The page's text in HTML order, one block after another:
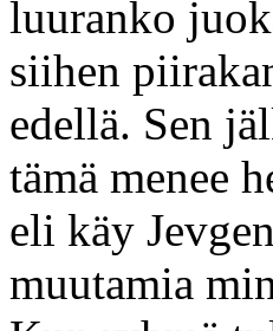
luuranko
siihen
edellä. Sen
tämä menee
eli käy
muutamia